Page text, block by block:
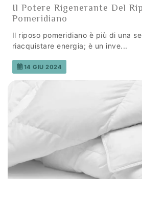
Il Potere Rigenerante Del
Pomeridiano
Il riposo pomeridiano è più di una
riacquistare energia; è un inve...
14 GIU 2024